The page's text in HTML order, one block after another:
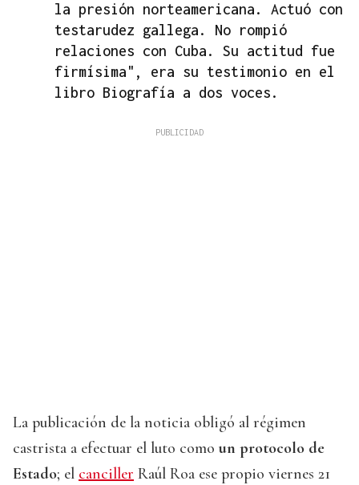
la presión norteamericana. Actuó con
testarudez gallega. No rompió
relaciones con Cuba. Su actitud fue
firmísima", era su testimonio en el
libro Biografía a dos voces.
La publicación de la noticia obligó al régimen
castrista a efectuar el luto como un protocolo de
Estado; el canciller Raúl Roa ese propio viernes 21